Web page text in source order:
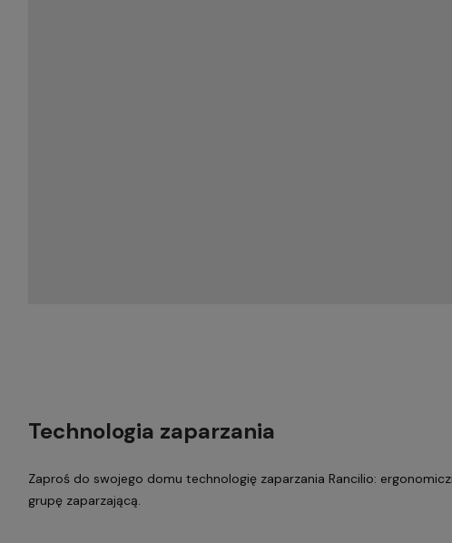
Technologia zaparzania
Zaproś do swojego domu technologię zaparzania Rancilio:
grupę zaparzającą.